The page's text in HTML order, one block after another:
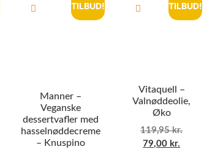
TILBUD!
Manner –
Veganske
dessertvafler med
hasselnøddecreme
– Knuspino
TILBUD!
Vitaquell –
Valnøddeolie,
Øko
119,95kr.
79,00 kr.